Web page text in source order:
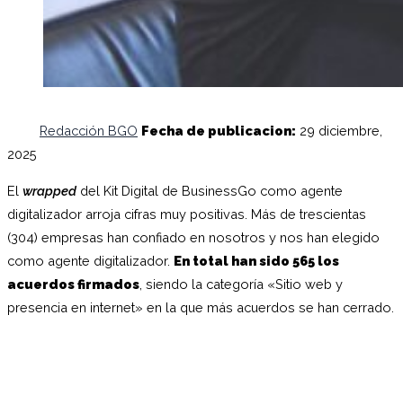
Redacción BGO Fecha de publicacion: 29 diciembre,
2025
El wrappeddel Kit Digital de BusinessGo como agente
digitalizador arroja cifras muy positivas. Más de trescientas
(304) empresas han confiado en nosotros y nos han elegido
como agente digitalizador. En total han sido 565 los
acuerdos firmados , siendo la categoría «Sitio web y
presencia en internet» en la que más acuerdos se han cerrado.